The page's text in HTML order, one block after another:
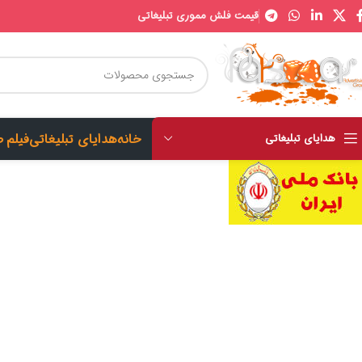
قیمت فلش مموری تبلیغاتی
هدایای تبلیغاتی خانههدایای تبلیغاتیفیلم